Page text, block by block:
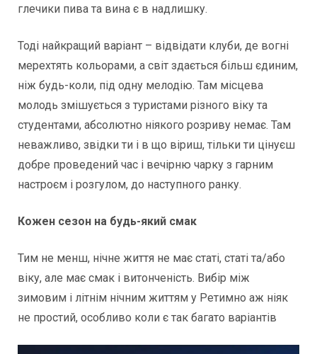
глечики пива та вина є в надлишку.
Тоді найкращий варіант – відвідати клуби, де вогні
мерехтять кольорами, а світ здається більш єдиним,
ніж будь-коли, під одну мелодію. Там місцева
молодь змішується з туристами різного віку та
студентами, абсолютно ніякого розриву немає. Там
неважливо, звідки ти і в що віриш, тільки ти цінуєш
добре проведений час і вечірню чарку з гарним
настроєм і розгулом, до наступного ранку.
Кожен сезон на будь-який смак
Тим не менш, нічне життя не має статі, статі та/або
віку, але має смак і витонченість. Вибір між
зимовим і літнім нічним життям у Ретимно аж ніяк
не простий, особливо коли є так багато варіантів